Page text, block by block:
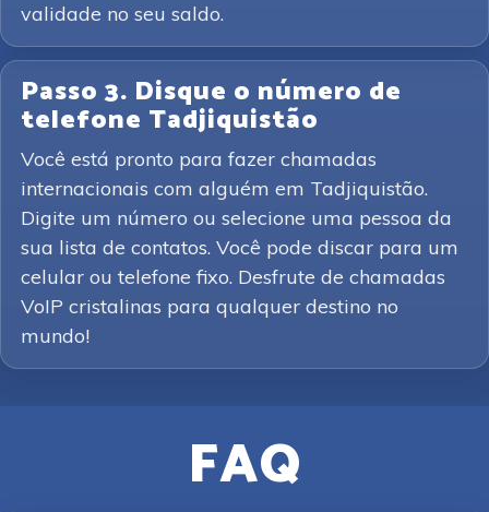
validade no seu saldo.
Passo 3. Disque o número de
telefone Tadjiquistão
Você está pronto para fazer chamadas
internacionais com alguém em Tadjiquistão.
Digite um número ou selecione uma pessoa da
sua lista de contatos. Você pode discar para um
celular ou telefone fixo. Desfrute de chamadas
VoIP cristalinas para qualquer destino no
mundo!
FAQ